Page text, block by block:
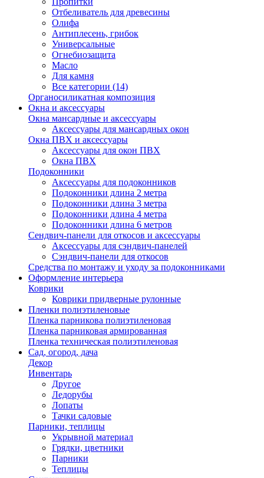
Отбеливатель для древесины
Олифа
Антиплесень, грибок
Универсальные
Огнебиозащита
Масло
Для камня
Все категории (14)
Органосиликатная композиция
Окна и аксессуары
Окна мансардные и аксессуары
Аксессуары для мансардных окон
Окна ПВХ и аксессуары
Аксессуары для окон ПВХ
Окна ПВХ
Подоконники
Аксессуары для подоконников
Подоконники длина 2 метра
Подоконники длина 3 метра
Подоконники длина 4 метра
Подоконники длина 6 метров
Сендвич-панели для откосов и аксессуары
Аксессуары для сэндвич-панелей
Сэндвич-панели для откосов
Средства по монтажу и уходу за подоконниками
Оформление интерьера
Коврики
Коврики придверные рулонные
Пленки полиэтиленовые
Пленка парникова полиэтиленовая
Пленка парниковая армированная
Пленка техническая полиэтиленовая
Сад, огород, дача
Декор
Инвентарь
Другое
Ледорубы
Лопаты
Тачки садовые
Парники, теплицы
Укрывной материал
Грядки, цветники
Парники
Теплицы